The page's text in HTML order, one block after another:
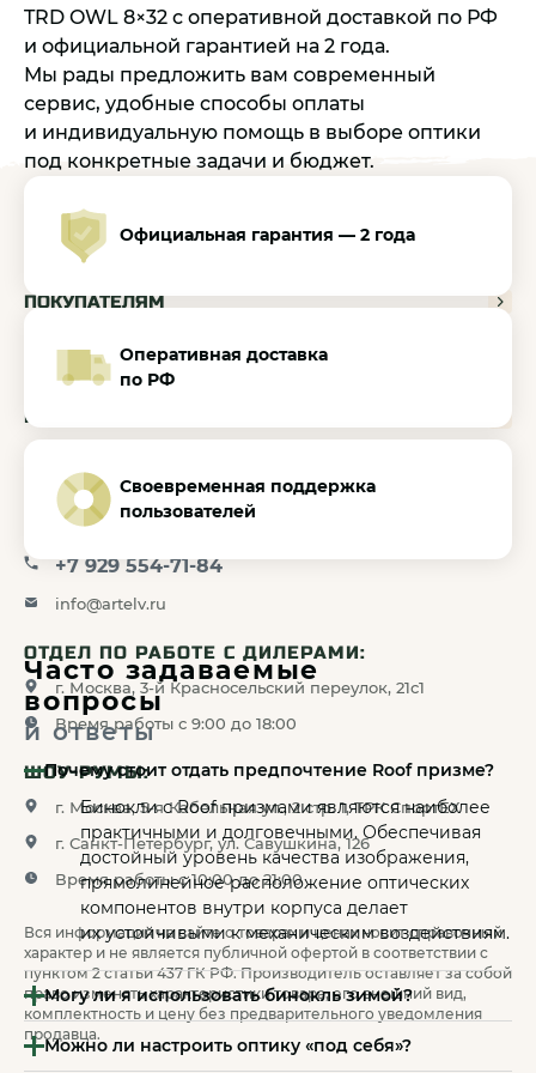
TRD OWL 8×32 с оперативной доставкой по РФ
и официальной гарантией на 2 года.
Мы рады предложить вам современный
сервис, удобные способы оплаты
и индивидуальную помощь в выборе оптики
под конкретные задачи и бюджет.
Официальная гарантия — 2 года
Оперативная доставка
по РФ
Своевременная поддержка
пользователей
Часто задаваемые
вопросы
и ответы
Почему стоит отдать предпочтение Roof призме?
Бинокли с Roof призмами являются наиболее
практичными и долговечными. Обеспечивая
достойный уровень качества изображения,
прямолинейное расположение оптических
компонентов внутри корпуса делает
их устойчивыми к механическим воздействиям.
Могу ли я использовать бинокль зимой?
Да, бинокли TRD можно использовать круглый
год. Они герметичны и имеют азотное
Можно ли настроить оптику «под себя»?
КАТАЛОГ
ПОКУПАТЕЛЯМ
ДИЛЕРАМ
МЕДИА-ЦЕНТР
КОНТАКТЫ:
+7 499 397-71-34
+7 929 554-71-84
info@artelv.ru
ОТДЕЛ ПО РАБОТЕ С ДИЛЕРАМИ:
г. Москва, 3-й Красносельский переулок, 21с1
Время работы с 9:00 до 18:00
ШОУ-РУМЫ:
г. Москва, 5-я Кабельная ул., 2 стр. 1, ТРК СпортЕХ
г. Санкт-Петербург, ул. Савушкина, 126
Время работы с 10:00 до 21:00
Вся информация на сайте о товарах и ценах носит справочный
характер и не является публичной офертой в соответствии с
пунктом 2 статьи 437 ГК РФ. Производитель оставляет за собой
право изменять характеристики товара, его внешний вид,
комплектность и цену без предварительного уведомления
продавца.